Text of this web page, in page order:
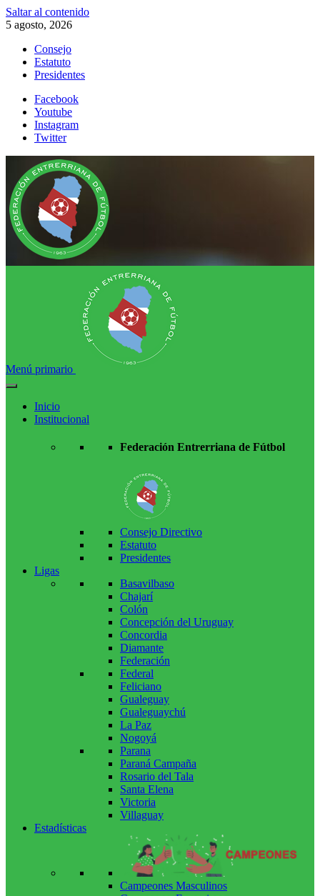
Saltar al contenido
5 agosto, 2026
Consejo
Estatuto
Presidentes
Facebook
Youtube
Instagram
Twitter
Menú primario
Inicio
Institucional
Federación Entrerriana de Fútbol
Consejo Directivo
Estatuto
Presidentes
Ligas
Basavilbaso
Chajarí
Colón
Concepción del Uruguay
Concordia
Diamante
Federación
Federal
Feliciano
Gualeguay
Gualeguaychú
La Paz
Nogoyá
Parana
Paraná Campaña
Rosario del Tala
Santa Elena
Victoria
Villaguay
Estadísticas
Campeones Masculinos